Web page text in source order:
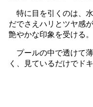
特に目を引くのは、
だでさえハリとツヤ感
艶やかな印象を受ける。
プールの中で透けて
く、見ているだけでド